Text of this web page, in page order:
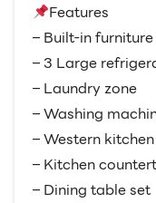
Features
– Built-in furniture
– 3 Large
– Laundry zone
– Washing
– Western kitchen
– Kitchen
– Dining table set